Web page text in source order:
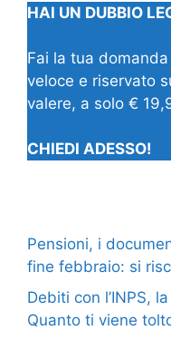
HAI UN DUBBIO
Fai la tua
veloce e riservato
valere, a solo €
CHIEDI ADESSO!
Pensioni, i
fine febbraio: si
Debiti con l’INPS,
Quanto ti viene